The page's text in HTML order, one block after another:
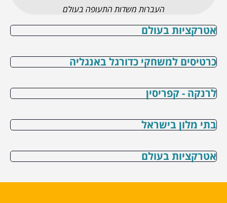
העברות משדות התעופה בעולם
אטרקציות בעולם
כרטיסים למשחקי כדורגל באנגליה
לרנקה - קפריסין
בתי מלון בישראל
אטרקציות בעולם